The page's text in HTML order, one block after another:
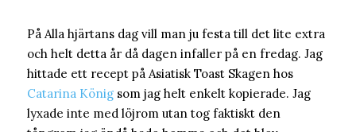
På Alla hjärtans dag vill man ju festa till det lite extra
och helt detta år då dagen infaller på en fredag. Jag
hittade ett recept på Asiatisk Toast Skagen hos
Catarina König som jag helt enkelt kopierade. Jag
lyxade inte med löjrom utan tog faktiskt den